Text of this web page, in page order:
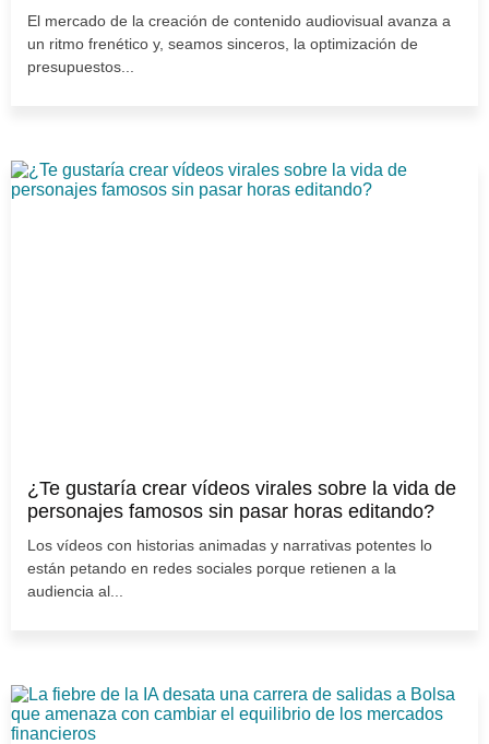
El mercado de la creación de contenido audiovisual avanza a
un ritmo frenético y, seamos sinceros, la optimización de
presupuestos...
¿Te gustaría crear vídeos virales sobre la vida de
personajes famosos sin pasar horas editando?
Los vídeos con historias animadas y narrativas potentes lo
están petando en redes sociales porque retienen a la
audiencia al...